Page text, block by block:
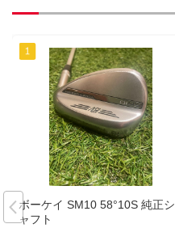
ボーケイ SM10 58°10S 純正シ
ャフト